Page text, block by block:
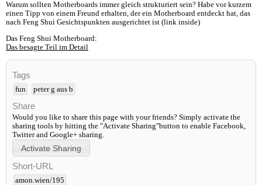
Warum sollten Motherboards immer gleich strukturiert sein? Habe vor kurzem
einen Tipp von einem Freund erhalten, der ein Motherboard entdeckt hat, das
nach Feng Shui Gesichtspunkten ausgerichtet ist (link inside)
Das Feng Shui Motherboard:
Das besagte Teil im Detail
Tags
fun peter g aus b
Share
Would you like to share this page with your friends? Simply activate the
sharing tools by hitting the "Activate Sharing"button to enable Facebook,
Twitter and Google+ sharing.
Short-URL
amon.wien/195